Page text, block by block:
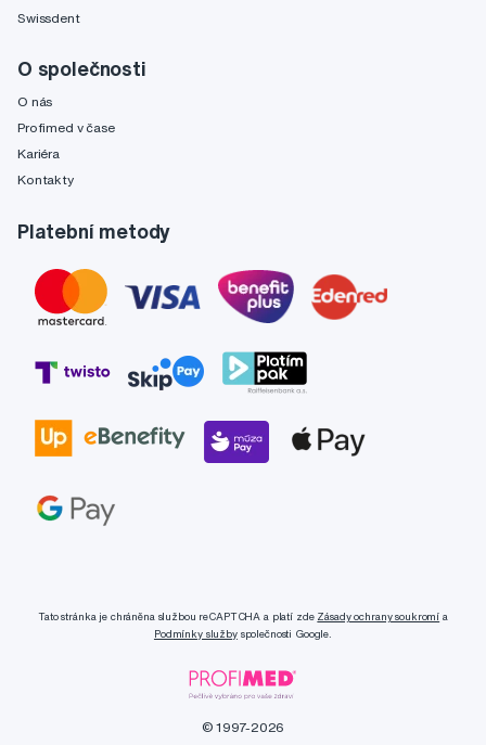
Swissdent
O společnosti
O nás
Profimed v čase
Kariéra
Kontakty
Platební metody
Tato stránka je chráněna službou reCAPTCHA a platí zde Zásady ochrany soukromí a
Podmínky službyspolečnosti Google.
© 1997-2026